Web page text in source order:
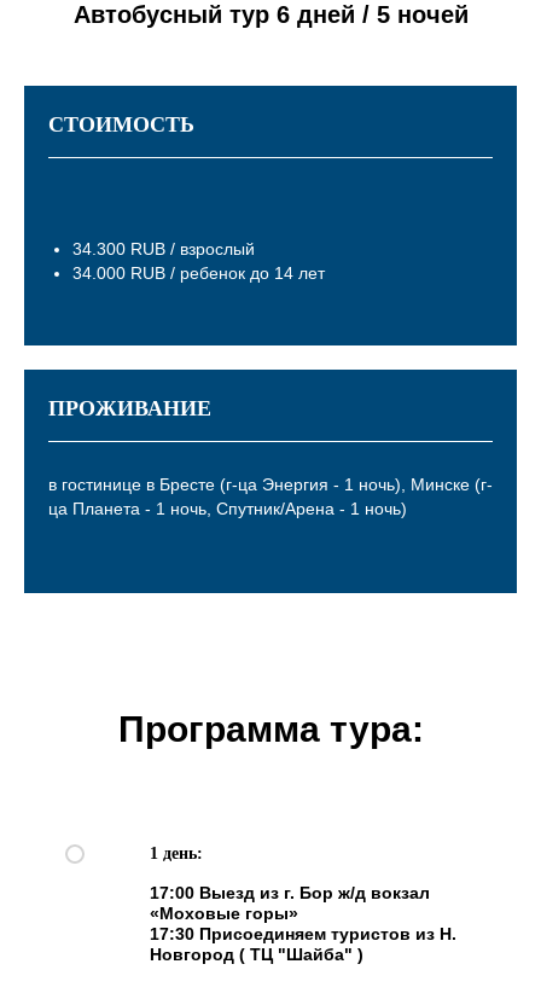
Автобусный тур 6 дней / 5 ночей
СТОИМОСТЬ
34.300 RUB / взрослый
34.000 RUB / ребенок до 14 лет
ПРОЖИВАНИЕ
в гостинице в Бресте (г-ца Энергия - 1 ночь), Минске (г-
ца Планета - 1 ночь, Спутник/Арена - 1 ночь)
Программа тура:
1 день:
17:00 Выезд из г. Бор ж/д вокзал
«Моховые горы»
17:30 Присоединяем туристов из Н.
Новгород ( ТЦ "Шайба" )